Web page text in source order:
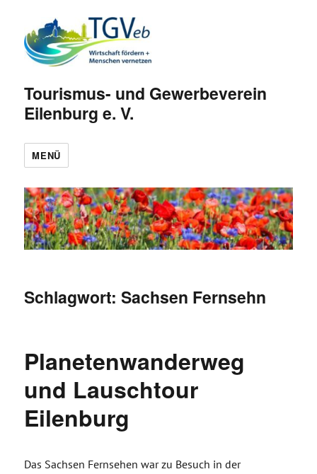
Tourismus- und Gewerbeverein
Eilenburg e. V.
MENÜ
Schlagwort:Sachsen Fernsehn
Planetenwanderweg
und Lauschtour
Eilenburg
Das Sachsen Fernsehen war zu Besuch in der